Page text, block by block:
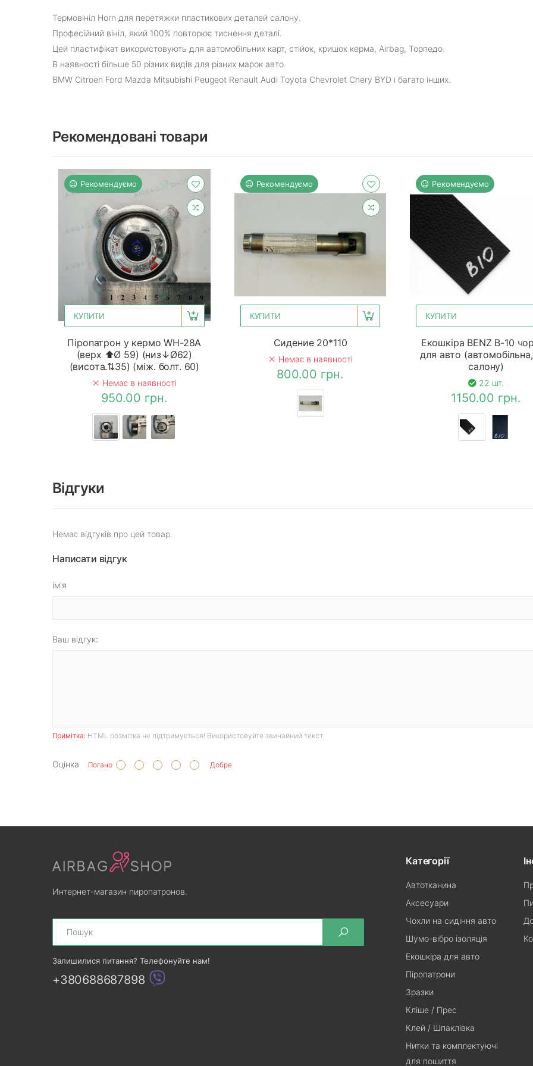
Термовініл Horn для перетяжки пластикових деталей салону.
Професійний вініл, який 100% повторює тиснення деталі.
Цей пластифікат використовують для автомобільних карт, стійок, кришок керма, Airbag, Торпедо.
В наявності більше 50 різних видів для різних марок авто.
BMW Citroen Ford Mazda Mitsubishi Peugeot Renault Audi Toyota Chevrolet Chery BYD і багато інших.
Рекомендовані товари
Рекомендуємо
КУПИТИ
Піропатрон у кермо WH-28A
(верх ⬆Ø 59) (низ↓Ø62)
(висота.⇅35) (між. болт. 60)
Немає в наявності
950.00 грн.
Рекомендуємо
КУПИТИ
Сидение 20*110
Немає в наявності
800.00 грн.
Рекомендуємо
КУПИТИ
Екошкіра BENZ B-10
для авто
салону)
22 шт.
1150.00 грн.
Відгуки
Немає відгуків про цей товар.
Написати відгук
ім'я
Ваш відгук:
Примітка: HTML розмітка не підтримується! Використовуйте звичайний текст.
Оцінка Погано Добре
Интернет-магазин пиропатронов.
Search
Залишилися питання? Телефонуйте нам!
+380688687898
Категорії
Автотканина
Аксесуари
Чохли на сидіння авто
Шумо-вібро ізоляція
Екошкіра для авто
Піропатрони
Зразки
Кліше / Прес
Клей / Шпаклівка
Нитки та комплектуючі
для пошиття